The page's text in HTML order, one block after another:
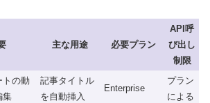
主な用途 必要プラン
API呼
び出し
制限
トの動
集
記事タイトル
を自動挿入
Enterprise
プラン
による